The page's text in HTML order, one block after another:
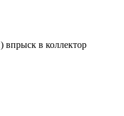
впрыск в коллектор